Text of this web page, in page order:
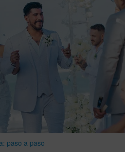
paso a paso